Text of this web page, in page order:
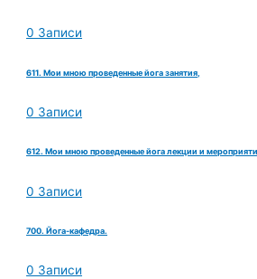
0 Записи
611. Мои мною проведенные йога занятия,
0 Записи
612. Мои мною проведенные йога лекции и
0 Записи
700. Йога-кафедра.
0 Записи